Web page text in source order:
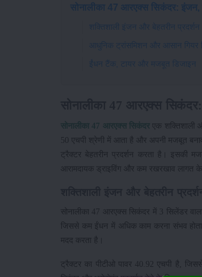
सोनालीका 47 आरएक्स सिकंदर:
शक्तिशाली इंजन और बेहतरीन प्रदर्शन
आधुनिक ट्रांसमिशन और आसान गियर
ईंधन टैंक, टायर और मजबूत डिजाइन
सोनालीका 47 आरएक्स सिकंदर एक शक्तिशाली
50 एचपी श्रेणी में आता है और अपनी मजबूत
ट्रैक्टर बेहतरीन प्रदर्शन करता है। इसकी
आरामदायक ड्राइविंग और कम रखरखाव लागत
सोनालीका 47 आरएक्स सिकंदर में 3 सिलेंडर
जिससे कम ईंधन में अधिक काम करना संभव
मदद करता है।
ट्रैक्टर का पीटीओ पावर 40.92 एचपी है,